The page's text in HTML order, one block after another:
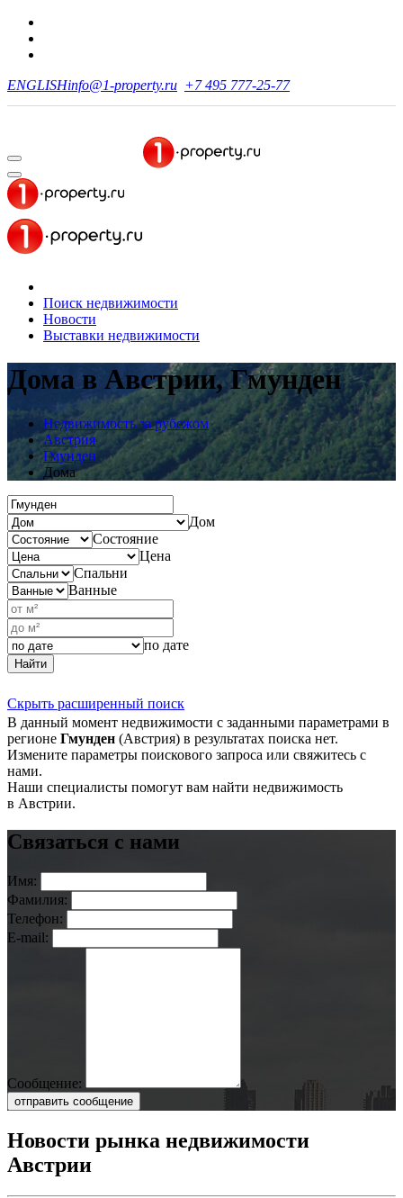
ENGLISHinfo@1-property.ru +7 495 777-25-77
Поиск недвижимости
Новости
Выставки недвижимости
Дома в Австрии, Гмунден
Недвижимость за рубежом
Австрия
Гмунден
Дома
Дом
Состояние
Цена
Спальни
Ванные
по дате
Найти
Скрыть расширенный поиск
В данный момент недвижимости с заданными параметрами в
регионе Гмунден (Австрия) в результатах поиска нет.
Измените параметры поискового запроса или свяжитесь с
нами.
Наши специалисты помогут вам найти недвижимость
в Австрии.
Связаться с нами
Имя:
Фамилия:
Телефон:
E-mail:
Сообщение:
отправить сообщение
Новости рынка недвижимости
Австрии